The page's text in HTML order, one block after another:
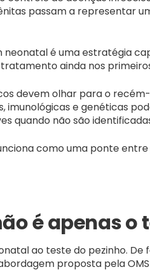
passam a representar
neonatal é uma estratégia
ainda nos
devem olhar para o
imunológicas e genéticas
quando não são
como uma ponte
é apenas o
ao teste do pezinho.
proposta pela